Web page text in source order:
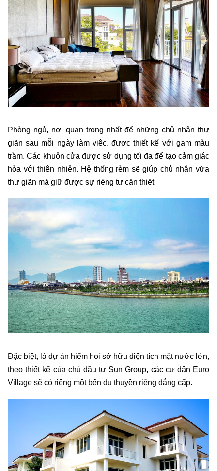
Phòng ngủ, nơi quan trọng nhất để những chủ nhân thư
giãn sau mỗi ngày làm việc, được thiết kế với gam màu
trầm. Các khuôn cửa được sử dụng tối đa để tạo cảm giác
hòa với thiên nhiên. Hệ thống rèm sẽ giúp chủ nhân vừa
thư giãn mà giữ được sự riêng tư cần thiết.
Đặc biệt, là dự án hiếm hoi sở hữu diện tích mặt nước lớn,
theo thiết kế của chủ đầu tư Sun Group, các cư dân Euro
Village sẽ có riêng một bến du thuyền riêng đẳng cấp.